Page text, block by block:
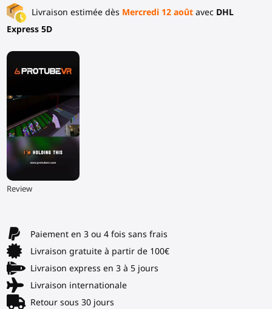
Livraison estimée dès Mercredi 12 aoûtavec DHL
Express 5D
▶
Review
Paiement en 3 ou 4 fois sans frais
Livraison gratuite à partir de 100€
Livraison express en 3 à 5 jours
Livraison internationale
Retour sous 30 jours